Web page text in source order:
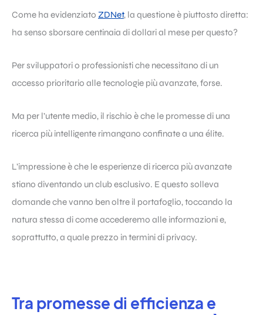
Come ha evidenziato ZDNet, la questione è piuttosto diretta:
ha senso sborsare centinaia di dollari al mese per questo?
Per sviluppatori o professionisti che necessitano di un
accesso prioritario alle tecnologie più avanzate, forse.
Ma per l’utente medio, il rischio è che le promesse di una
ricerca più intelligente rimangano confinate a una élite.
L’impressione è che le esperienze di ricerca più avanzate
stiano diventando un club esclusivo. E questo solleva
domande che vanno ben oltre il portafoglio, toccando la
natura stessa di come accederemo alle informazioni e,
soprattutto, a quale prezzo in termini di privacy.
Tra promesse di efficienza e